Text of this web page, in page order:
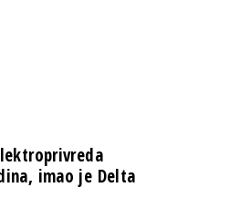
imao je Delta